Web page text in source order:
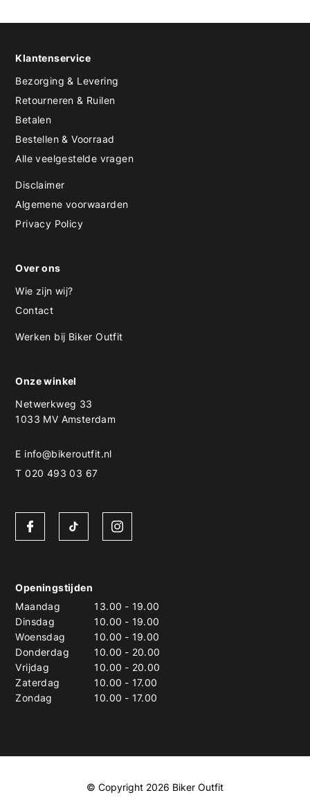
Klantenservice
Bezorging & Levering
Retourneren & Ruilen
Betalen
Bestellen & Voorraad
Alle veelgestelde vragen
Disclaimer
Algemene voorwaarden
Privacy Policy
Over ons
Wie zijn wij?
Contact
Werken bij Biker Outfit
Onze winkel
Netwerkweg 33
1033 MV Amsterdam
E info@bikeroutfit.nl
T 020 493 03 67
Openingstijden
Maandag
13.00 - 19.00
Dinsdag
10.00 - 19.00
Woensdag
10.00 - 19.00
Donderdag
10.00 - 20.00
Vrijdag
10.00 - 20.00
Zaterdag
10.00 - 17.00
Zondag
10.00 - 17.00
© Copyright 2026 Biker Outfit